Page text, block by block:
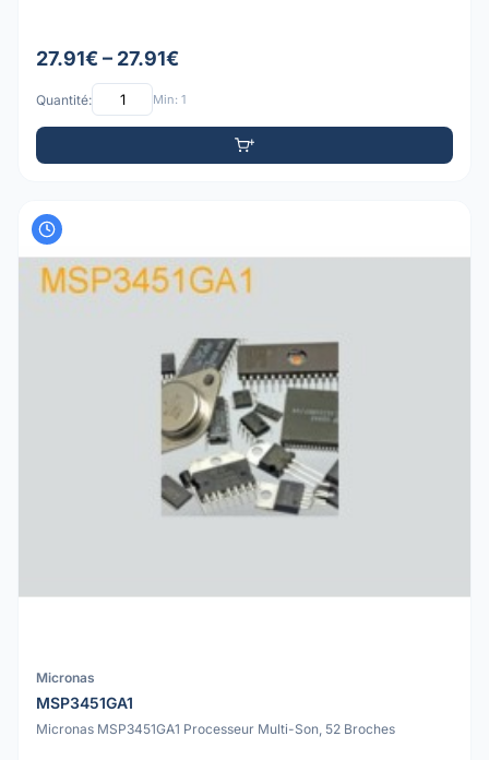
27.91€ – 27.91€
Quantité: Min: 1
Micronas
MSP3451GA1
Micronas MSP3451GA1 Processeur Multi-Son, 52 Broches